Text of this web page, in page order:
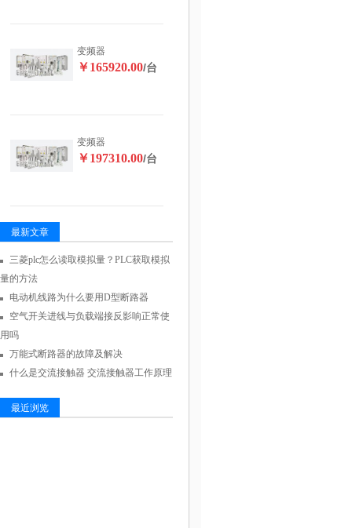
变频器
￥165920.00/台
变频器
￥197310.00/台
最新文章
三菱plc怎么读取模拟量？PLC获取模拟
量的方法
电动机线路为什么要用D型断路器
空气开关进线与负载端接反影响正常使
用吗
万能式断路器的故障及解决
什么是交流接触器 交流接触器工作原理
最近浏览